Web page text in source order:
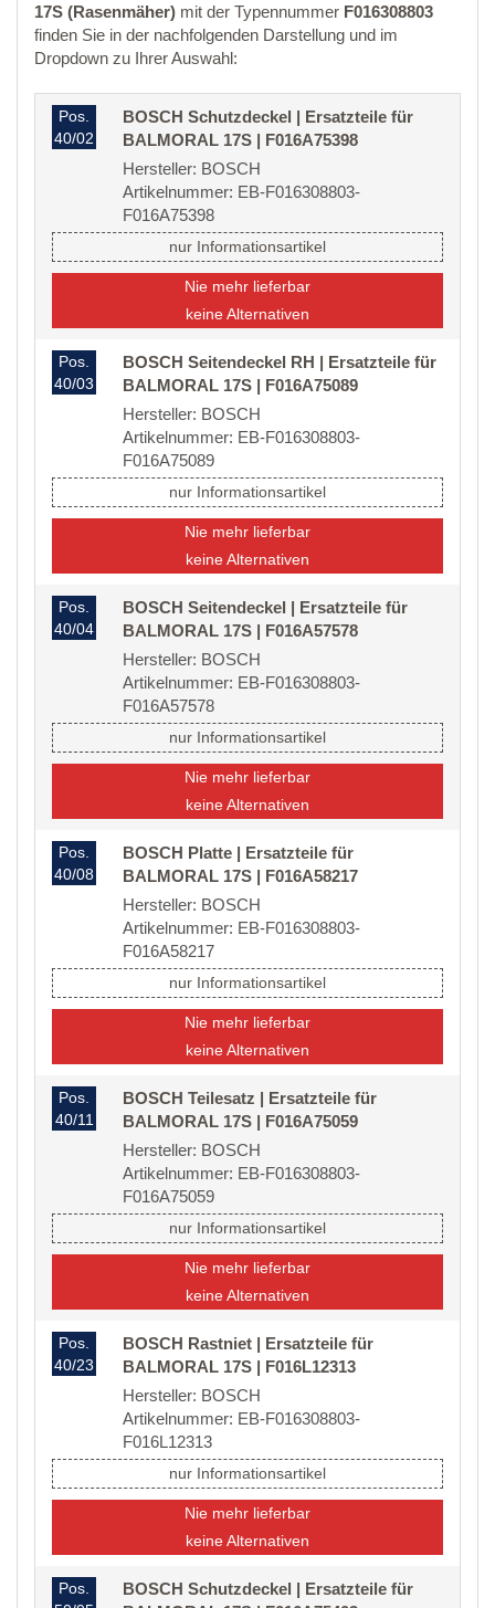
17S (Rasenmäher) mit der Typennummer F016308803
finden Sie in der nachfolgenden Darstellung und im
Dropdown zu Ihrer Auswahl:
Pos.
40/02
BOSCH Schutzdeckel | Ersatzteile für
BALMORAL 17S | F016A75398
Hersteller: BOSCH
Artikelnummer: EB-F016308803-
F016A75398
nur Informationsartikel
Nie mehr lieferbar
keine Alternativen
Pos.
40/03
BOSCH Seitendeckel RH | Ersatzteile für
BALMORAL 17S | F016A75089
Hersteller: BOSCH
Artikelnummer: EB-F016308803-
F016A75089
nur Informationsartikel
Nie mehr lieferbar
keine Alternativen
Pos.
40/04
BOSCH Seitendeckel | Ersatzteile für
BALMORAL 17S | F016A57578
Hersteller: BOSCH
Artikelnummer: EB-F016308803-
F016A57578
nur Informationsartikel
Nie mehr lieferbar
keine Alternativen
Pos.
40/08
BOSCH Platte | Ersatzteile für
BALMORAL 17S | F016A58217
Hersteller: BOSCH
Artikelnummer: EB-F016308803-
F016A58217
nur Informationsartikel
Nie mehr lieferbar
keine Alternativen
Pos.
40/11
BOSCH Teilesatz | Ersatzteile für
BALMORAL 17S | F016A75059
Hersteller: BOSCH
Artikelnummer: EB-F016308803-
F016A75059
nur Informationsartikel
Nie mehr lieferbar
keine Alternativen
Pos.
40/23
BOSCH Rastniet | Ersatzteile für
BALMORAL 17S | F016L12313
Hersteller: BOSCH
Artikelnummer: EB-F016308803-
F016L12313
nur Informationsartikel
Nie mehr lieferbar
keine Alternativen
Pos.
BOSCH Schutzdeckel | Ersatzteile für